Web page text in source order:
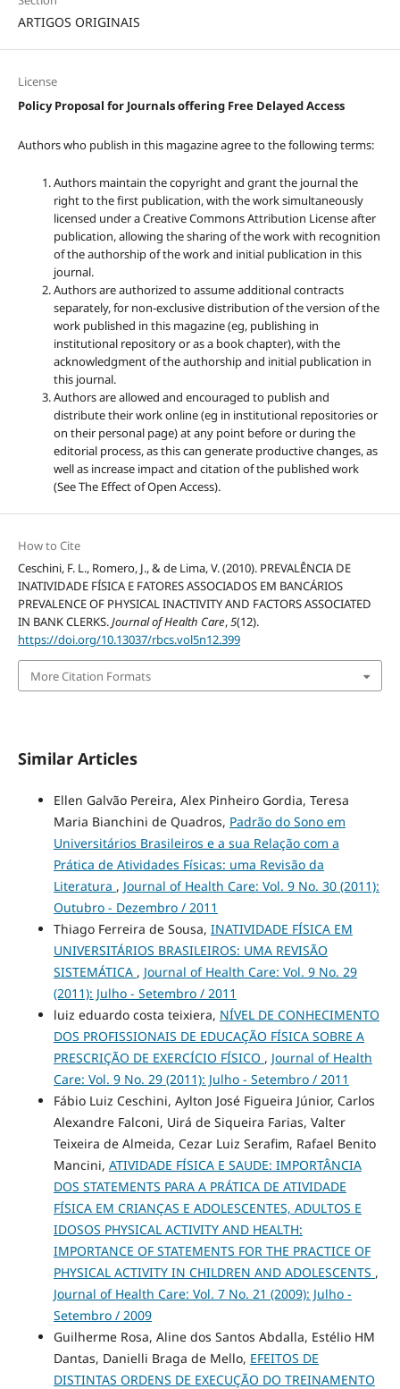
ARTIGOS ORIGINAIS
License
Policy Proposal for Journals offering Free Delayed Access
Authors who publish in this magazine agree to the following terms:
Authors maintain the copyright and grant the journal the
right to the first publication, with the work simultaneously
licensed under a Creative Commons Attribution License after
publication, allowing the sharing of the work with recognition
of the authorship of the work and initial publication in this
journal.
Authors are authorized to assume additional contracts
separately, for non-exclusive distribution of the version of the
work published in this magazine (eg, publishing in
institutional repository or as a book chapter), with the
acknowledgment of the authorship and initial publication in
this journal.
Authors are allowed and encouraged to publish and
distribute their work online (eg in institutional repositories or
on their personal page) at any point before or during the
editorial process, as this can generate productive changes, as
well as increase impact and citation of the published work
(See The Effect of Open Access).
How to Cite
Ceschini, F. L., Romero, J., & de Lima, V. (2010). PREVALÊNCIA DE
INATIVIDADE FÍSICA E FATORES ASSOCIADOS EM BANCÁRIOS
PREVALENCE OF PHYSICAL INACTIVITY AND FACTORS ASSOCIATED
IN BANK CLERKS.Journal of Health Care,5(12).
https://doi.org/10.13037/rbcs.vol5n12.399
More Citation Formats
Similar Articles
Ellen Galvão Pereira, Alex Pinheiro Gordia, Teresa
Maria Bianchini de Quadros, Padrão do Sono em
Universitários Brasileiros e a sua Relação com a
Prática de Atividades Físicas: uma Revisão da
Literatura , Journal of Health Care: Vol. 9 No. 30 (2011):
Outubro - Dezembro / 2011
Thiago Ferreira de Sousa, INATIVIDADE FÍSICA EM
UNIVERSITÁRIOS BRASILEIROS: UMA REVISÃO
SISTEMÁTICA , Journal of Health Care: Vol. 9 No. 29
(2011): Julho - Setembro / 2011
luiz eduardo costa teixiera, NÍVEL DE CONHECIMENTO
DOS PROFISSIONAIS DE EDUCAÇÃO FÍSICA SOBRE A
PRESCRIÇÃO DE EXERCÍCIO FÍSICO , Journal of Health
Care: Vol. 9 No. 29 (2011): Julho - Setembro / 2011
Fábio Luiz Ceschini, Aylton José Figueira Júnior, Carlos
Alexandre Falconi, Uirá de Siqueira Farias, Valter
Teixeira de Almeida, Cezar Luiz Serafim, Rafael Benito
Mancini, ATIVIDADE FÍSICA E SAUDE: IMPORTÂNCIA
DOS STATEMENTS PARA A PRÁTICA DE ATIVIDADE
FÍSICA EM CRIANÇAS E ADOLESCENTES, ADULTOS E
IDOSOS PHYSICAL ACTIVITY AND HEALTH:
IMPORTANCE OF STATEMENTS FOR THE PRACTICE OF
PHYSICAL ACTIVITY IN CHILDREN AND ADOLESCENTS ,
Journal of Health Care: Vol. 7 No. 21 (2009): Julho -
Setembro / 2009
Guilherme Rosa, Aline dos Santos Abdalla, Estélio HM
Dantas, Danielli Braga de Mello, EFEITOS DE
DISTINTAS ORDENS DE EXECUÇÃO DO TREINAMENTO